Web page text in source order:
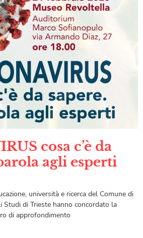
cosa c’è da
agli esperti
università e ricerca del Comune di
Studi di Trieste hanno concordato la
di approfondimento